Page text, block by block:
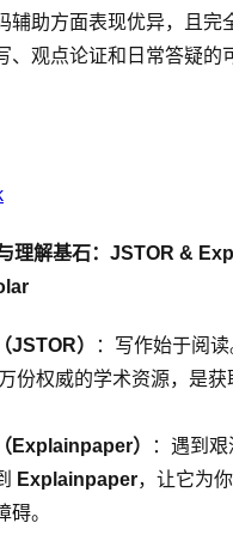
辅助方面表现优异，且完
、观点论证和日常答疑的
理解基石：JSTOR &
JSTOR） ：写作始于阅读
份权威的学术资源，是
Explainpaper）
：遇到
Explainpaper，让它为
碍。